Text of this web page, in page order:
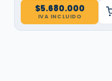
$5.680.000
IVA INCLUIDO